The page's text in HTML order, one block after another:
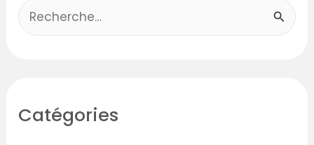
R
e
Catégories